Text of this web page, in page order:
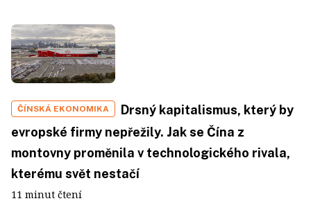
ČÍNSKÁ EKONOMIKA
Drsný kapitalismus, který by
evropské firmy nepřežily. Jak se Čína z
montovny proměnila v technologického rivala,
kterému svět nestačí
11 minut čtení